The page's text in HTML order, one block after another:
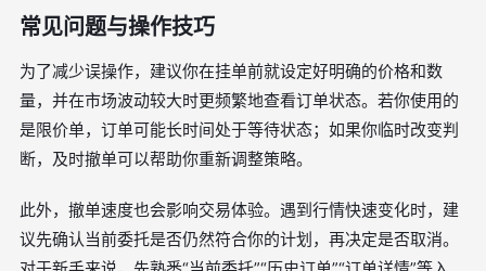
常见问题与操作技巧
为了减少误操作，建议你在挂单前就设定好明确的价格和数
量，并在市场波动较大时更频繁地查看订单状态。若你使用的
是限价单，订单可能长时间处于等待状态；如果你临时改变判
断，及时撤单可以帮助你重新调整策略。
此外，撤单速度也会影响交易体验。遇到行情快速变化时，建
议先确认当前委托是否仍然符合你的计划，再决定是否取消。